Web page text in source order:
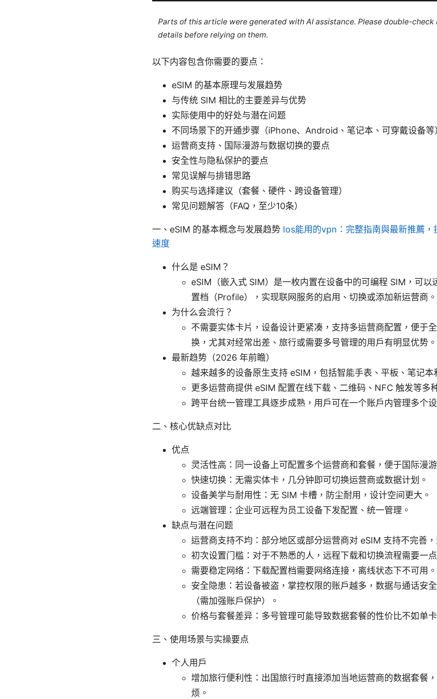
Parts of this article were generated with AI assistance. Please double-
details before relying on them.
以下内容包含你需要的要点：
eSIM 的基本原理与发展趋势
与传统 SIM 相比的主要差异与优势
实际使用中的好处与潜在问题
不同场景下的开通步骤（iPhone、Android、笔记本、可穿戴设备等
运营商支持、国际漫游与数据切换的要点
安全性与隐私保护的要点
常见误解与排错思路
购买与选择建议（套餐、硬件、跨设备管理）
常见问题解答（FAQ，至少10条）
一、eSIM 的基本概念与发展趋势 Ios能用的vpn：完整指南與最新推薦，
速度
什么是 eSIM？
eSIM（嵌入式 SIM）是一枚内置在设备中的可编程 SIM，可以
置档（Profile），实现联网服务的启用、切换或添加新运营商。
为什么会流行？
不需要实体卡片，设备设计更紧凑，支持多运营商配置，便于
换，尤其对经常出差、旅行或需要多号管理的用户有明显优势。
最新趋势（2026 年前瞻）
越来越多的设备原生支持 eSIM，包括智能手表、平板、笔记本
更多运营商提供 eSIM 配置在线下载、二维码、NFC 触发等多
跨平台统一管理工具逐步成熟，用户可在一个账户内管理多个
二、核心优缺点对比
优点
灵活性高：同一设备上可配置多个运营商和套餐，便于国际漫游
快速切换：无需实体卡，几分钟即可切换运营商或数据计划。
设备美学与耐用性：无 SIM 卡槽，防尘耐用，设计空间更大。
远端管理：企业可远程为员工设备下发配置、统一管理。
缺点与潜在问题
运营商支持不均：部分地区或部分运营商对 eSIM 支持不完善，
初次设置门槛：对于不熟悉的人，远程下载和切换流程需要一
需要稳定网络：下载配置档需要网络连接，离线状态下不可用。
安全隐患：若设备被盗，掌控权限的账户越多，数据与通话安
（需加强账户保护）。
价格与套餐差异：多号管理可能导致数据套餐的性价比不如单
三、使用场景与实操要点
个人用户
增加旅行便利性：出国旅行时直接添加当地运营商的数据套餐
烦。